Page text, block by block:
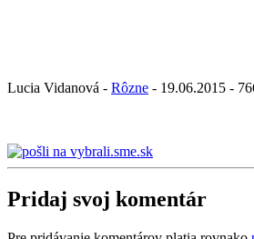
Lucia Vidanová - Rôzne - 19.06.2015 -
Pridaj svoj komentár